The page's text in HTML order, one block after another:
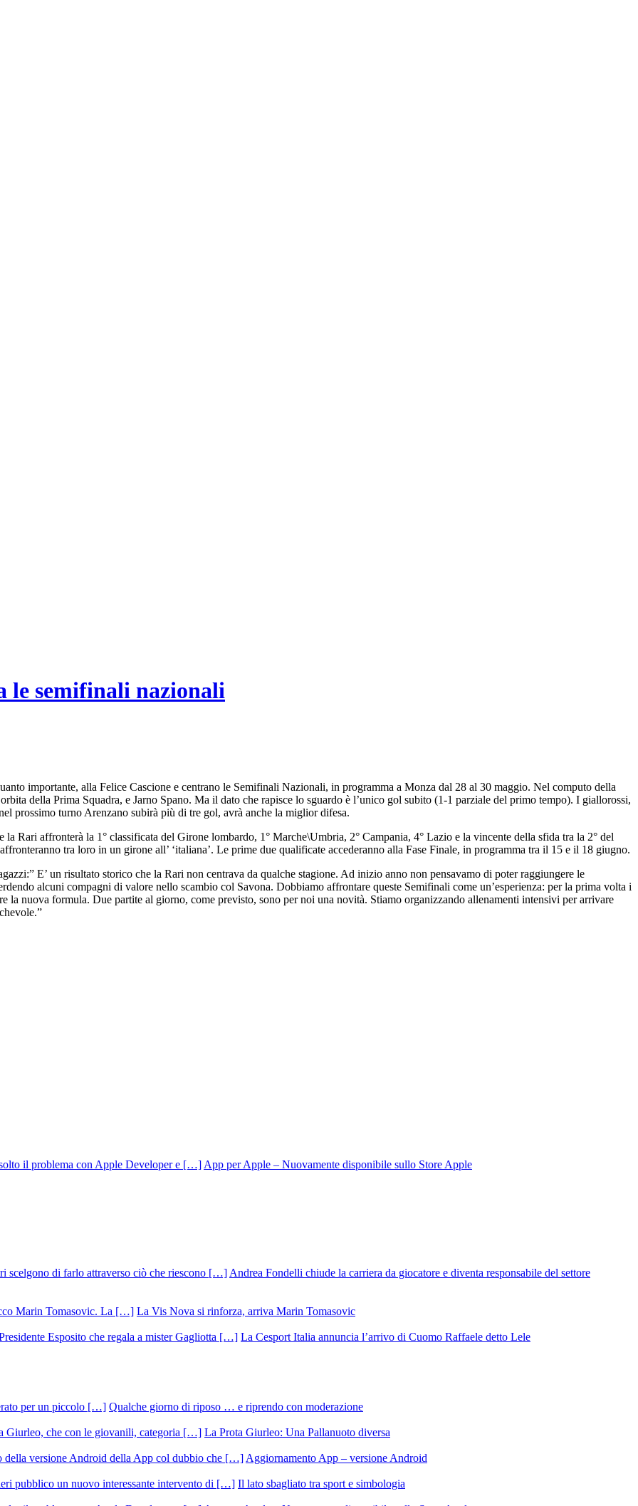
le semifinali nazionali
importante, alla Felice Cascione e centrano le Semifinali Nazionali, in programma a Monza dal 28 al 30 maggio. Nel computo della
della Prima Squadra, e Jarno Spano. Ma il dato che rapisce lo sguardo è l’unico gol subito (1-1 parziale del primo tempo). I giallorossi,
prossimo turno Arenzano subirà più di tre gol, avrà anche la miglior difesa.
Rari affronterà la 1° classificata del Girone lombardo, 1° Marche\Umbria, 2° Campania, 4° Lazio e la vincente della sfida tra la 2° del
tra loro in un girone all’ ‘italiana’. Le prime due qualificate accederanno alla Fase Finale, in programma tra il 15 e il 18 giugno.
E’ un risultato storico che la Rari non centrava da qualche stagione. Ad inizio anno non pensavamo di poter raggiungere le
alcuni compagni di valore nello scambio col Savona. Dobbiamo affrontare queste Semifinali come un’esperienza: per la prima volta i
la nuova formula. Due partite al giorno, come previsto, sono per noi una novità. Stiamo organizzando allenamenti intensivi per arrivare
App per Apple – Nuovamente disponibile sullo Store Apple
Andrea Fondelli chiude la carriera da giocatore e diventa responsabile del settore
La Vis Nova si rinforza, arriva Marin Tomasovic
La Cesport Italia annuncia l’arrivo di Cuomo Raffaele detto Lele
Qualche giorno di riposo … e riprendo con moderazione
La Prota Giurleo: Una Pallanuoto diversa
Aggiornamento App – versione Android
Il lato sbagliato tra sport e simbologia